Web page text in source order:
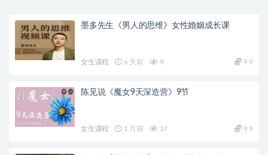
墨多先生《男人的思维》女性婚姻成长课
女生课程 6 天前 9 9.9
陈见说《魔女9天深造营》9节
女生课程 1 月前 17 9.9